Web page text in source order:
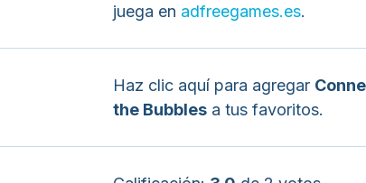
juega en adfreegames.es.
Haz clic aquí para agregar
the Bubblesa tus favoritos.